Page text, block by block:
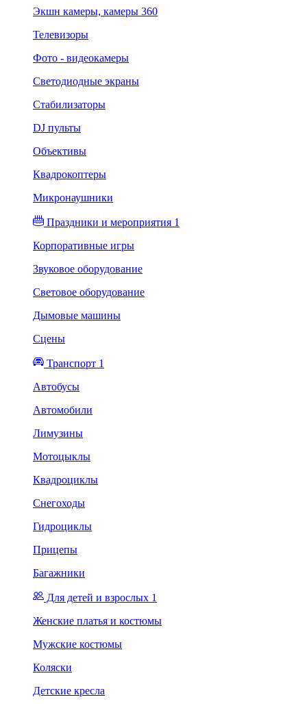
Экшн камеры, камеры 360
Телевизоры
Фото - видеокамеры
Светодиодные экраны
Стабилизаторы
DJ пульты
Объективы
Квадрокоптеры
Микронаушники
Праздники и мероприятия 1
Корпоративные игры
Звуковое оборудование
Световое оборудование
Дымовые машины
Сцены
Транспорт 1
Автобусы
Автомобили
Лимузины
Мотоцыклы
Квадроциклы
Снегоходы
Гидроциклы
Прицепы
Багажники
Для детей и взрослых 1
Женские платья и костюмы
Мужские костюмы
Коляски
Детские кресла